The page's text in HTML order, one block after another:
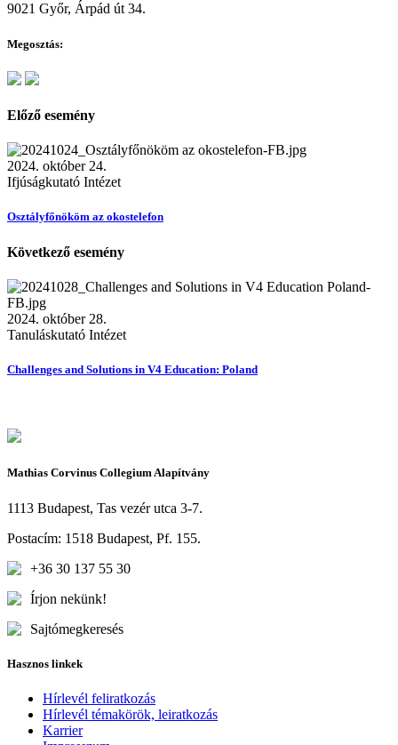
9021 Győr, Árpád út 34.
Megosztás:
Előző esemény
2024. október 24.
Ifjúságkutató Intézet
Osztályfőnököm az okostelefon
Következő esemény
2024. október 28.
Tanuláskutató Intézet
Challenges and Solutions in V4 Education: Poland
Mathias Corvinus Collegium Alapítvány
1113 Budapest, Tas vezér utca 3-7.
Postacím: 1518 Budapest, Pf. 155.
+36 30 137 55 30
Írjon nekünk!
Sajtómegkeresés
Hasznos linkek
Hírlevél feliratkozás
Hírlevél témakörök, leiratkozás
Karrier